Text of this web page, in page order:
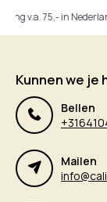
v.a. 75,- in Nederland
Kunnen we je
Bellen
Mailen